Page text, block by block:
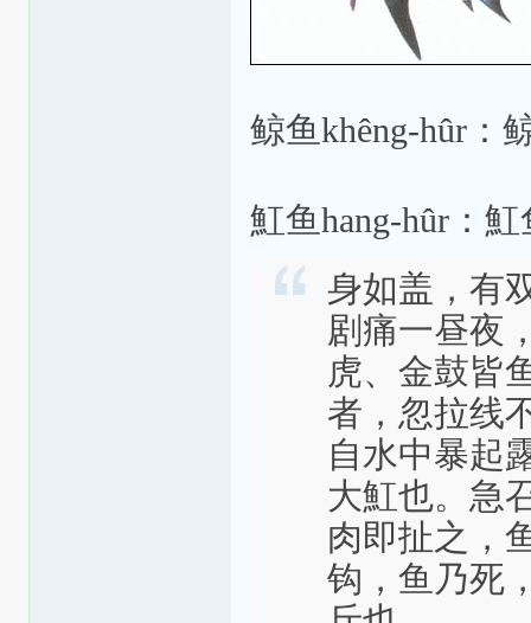
鲸鱼khêng-hûr：
魟鱼hang-hûr：
身如盖，有
剧痛一昼夜
虎、金鼓皆
者，忽拉线
自水中暴起
大魟也。急
肉即扯之，
钩，鱼乃死